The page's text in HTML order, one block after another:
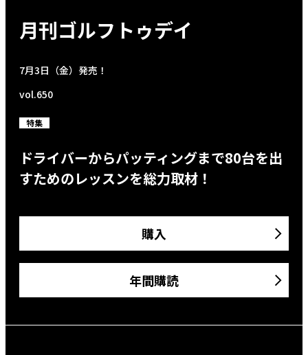
月刊ゴルフトゥデイ
7月3日（金）発売！
vol.650
特集
ドライバーからパッティングまで80台を出
すためのレッスンを総力取材！
購入
年間購読